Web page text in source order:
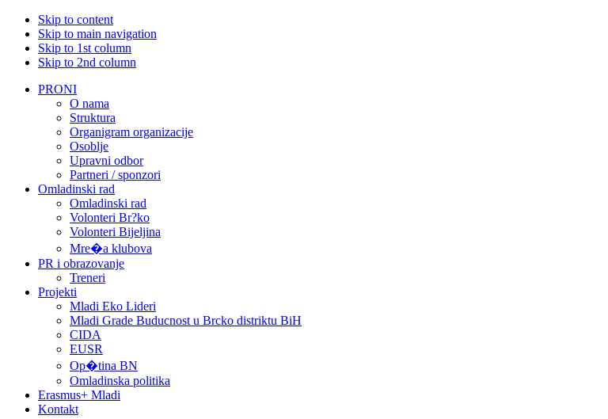
Skip to content
Skip to main navigation
Skip to 1st column
Skip to 2nd column
PRONI
O nama
Struktura
Organigram organizacije
Osoblje
Upravni odbor
Partneri / sponzori
Omladinski rad
Omladinski rad
Volonteri Br?ko
Volonteri Bijeljina
Mre�a klubova
PR i obrazovanje
Treneri
Projekti
Mladi Eko Lideri
Mladi Grade Buducnost u Brcko distriktu BiH
CIDA
EUSR
Op�tina BN
Omladinska politika
Erasmus+ Mladi
Kontakt